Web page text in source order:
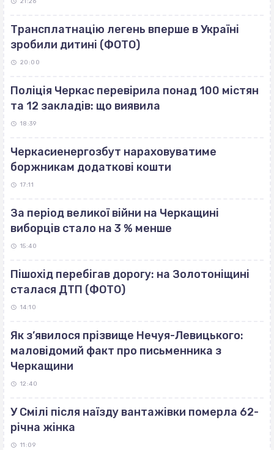
Трансплатнацію легень вперше в Україні
зробили дитині (ФОТО)
20:00
Поліція Черкас перевірила понад 100 містян
та 12 закладів: що виявила
18:39
Черкасиенергозбут нараховуватиме
боржникам додаткові кошти
17:11
За період великої війни на Черкащині
виборців стало на 3 % менше
15:40
Пішохід перебігав дорогу: на Золотоніщині
сталася ДТП (ФОТО)
14:10
Як з’явилося прізвище Нечуя-Левицького:
маловідомий факт про письменника з
Черкащини
12:40
У Смілі після наїзду вантажівки померла 62-
річна жінка
11:09